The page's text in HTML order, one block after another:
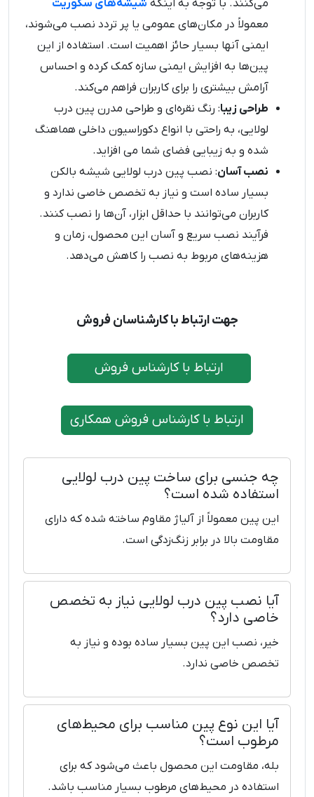
می‌کنند. با توجه به اینکه شیشه‌های سکوریت
معمولاً در مکان‌های عمومی یا پر تردد نصب می‌شوند،
ایمنی آنها بسیار حائز اهمیت است. استفاده از این
پین‌ها به افزایش ایمنی سازه کمک کرده و احساس
آرامش بیشتری را برای کاربران فراهم می‌کند.
طراحی زیبا: رنگ نقره‌ای و طراحی مدرن پین درب
لولایی، به راحتی با انواع دکوراسیون داخلی هماهنگ
شده و به زیبایی فضای شما می افزاید.
نصب آسان: نصب پین درب لولایی شیشه بالکن
بسیار ساده است و نیاز به تخصص خاصی ندارد و
کاربران می‌توانند با حداقل ابزار، آن‌ها را نصب کنند.
فرآیند نصب سریع و آسان این محصول، زمان و
هزینه‌های مربوط به نصب را کاهش می‌دهد.
جهت ارتباط با کارشناسان فروش
ارتباط با کارشناس فروش
ارتباط با کارشناس فروش همکاری
چه جنسی برای ساخت پین درب لولایی
استفاده شده است؟
این پین معمولاً از آلیاژ مقاوم ساخته شده که دارای
مقاومت بالا در برابر زنگ‌زدگی است.
آیا نصب پین درب لولایی نیاز به تخصص
خاصی دارد؟
خیر، نصب این پین بسیار ساده بوده و نیاز به
تخصص خاصی ندارد.
آیا این نوع پین مناسب برای محیط‌های
مرطوب است؟
بله، مقاومت این محصول باعث می‌شود که برای
استفاده در محیط‌های مرطوب بسیار مناسب باشد.